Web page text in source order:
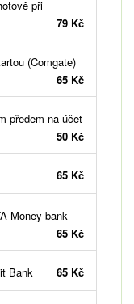
při
79 Kč
(Comgate)
65 Kč
předem na účet
50 Kč
65 Kč
Money bank
65 Kč
Bank 65 Kč